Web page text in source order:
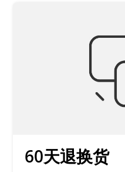
60天退换货